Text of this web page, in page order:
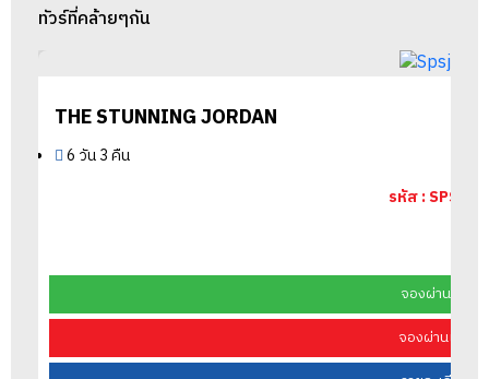
ทัวร์ที่คล้ายๆกัน
THE STUNNING JORDAN
6 วัน 3 คืน
รหัส :
จองผ่านไลน์เ
จองผ่านเว็บไ